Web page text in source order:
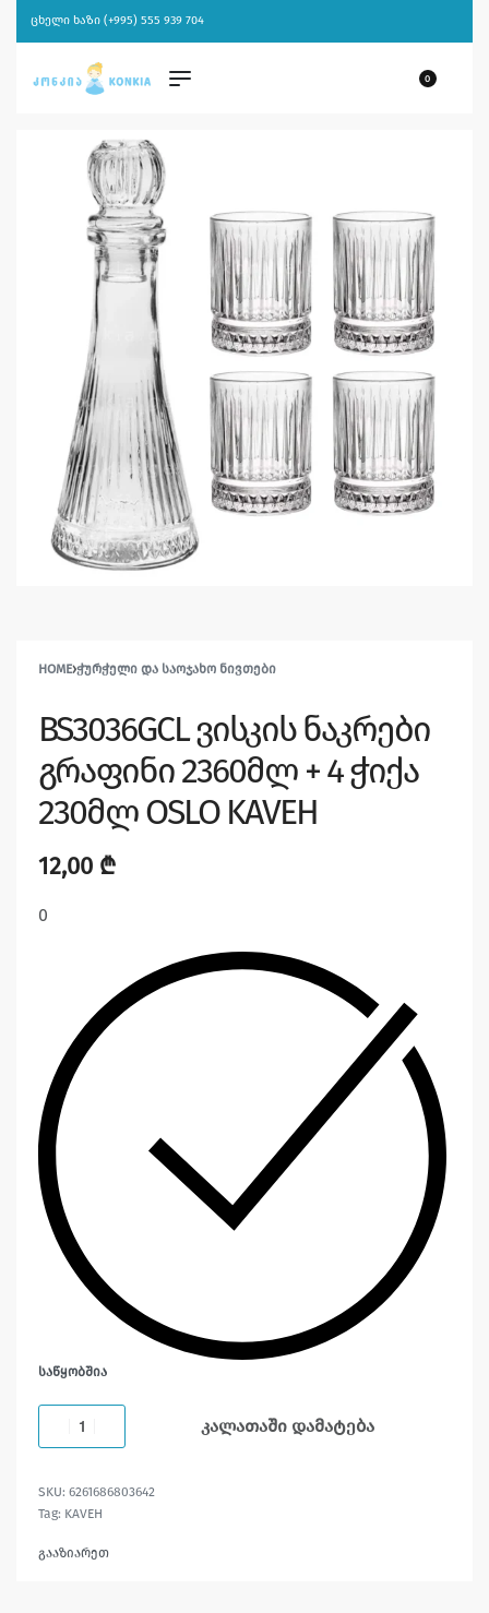
ცხელი ხაზი (+995) 555 939 704
0
HOME›ᲭᲣᲠᲭᲔᲚᲘ ᲓᲐ ᲡᲐᲝᲯᲐᲮᲝ ᲜᲘᲕᲗᲔᲑᲘ
BS3036GCL ვისკის ნაკრები
გრაფინი 2360მლ + 4 ჭიქა
230მლ OSLO KAVEH
12,00 ₾
0
ᲡᲐᲬᲧᲝᲑᲨᲘᲐ
კალათაში დამატება
6261686803642
Tag: KAVEH
გააზიარეთ